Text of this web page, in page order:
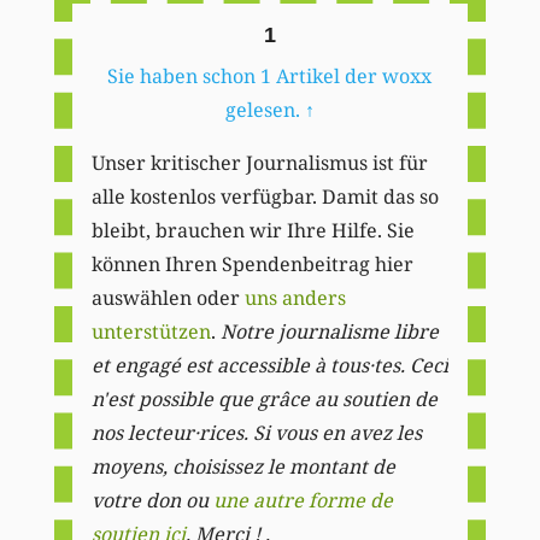
1
Sie haben schon 1 Artikel der woxx
gelesen. ↑
Unser kritischer Journalismus ist für
alle kostenlos verfügbar. Damit das so
bleibt, brauchen wir Ihre Hilfe. Sie
können Ihren Spendenbeitrag hier
auswählen oderuns anders
unterstützen. Notre journalisme libre
et engagé est accessible à tous·tes. Ceci
n'est possible que grâce au soutien de
nos lecteur·rices. Si vous en avez les
moyens, choisissez le montant de
votre don ou une autre forme de
soutien ici. Merci ! .